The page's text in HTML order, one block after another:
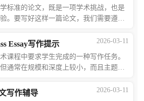
标准的论文，既是一项学术挑战，也是
。要写好这样一篇论文，我们需要遵循
。1 明确论文要求
2026-03-11
Essay写作提示
课程中要求学生完成的一种写作任务。
通常在规模和深度上较小，而且主题通
的重要手段之一
2026-03-11
写作辅导